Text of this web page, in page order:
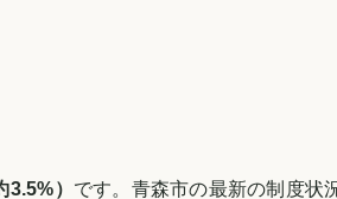
3.5%） です。 青森市の最新の制度状